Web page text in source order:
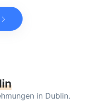
in Dublin.